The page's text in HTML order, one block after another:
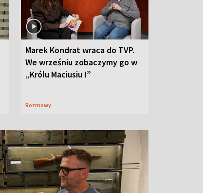
Marek Kondrat wraca do TVP.
We wrześniu zobaczymy go w
„Królu Maciusiu I”
Rozmowy